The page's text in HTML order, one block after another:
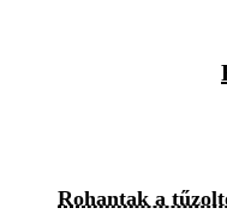
Rohantak a